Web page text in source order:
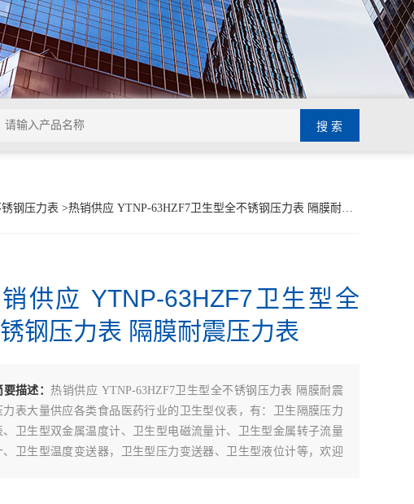
钢压力表 >热销供应 YTNP-63HZF7卫生型全不锈钢压力表 隔膜耐震压力表
供应 YTNP-63HZF7卫生型全
钢压力表 隔膜耐震压力表
要描述：热销供应 YTNP-63HZF7卫生型全不锈钢压力表 隔膜耐震
力表大量供应各类食品医药行业的卫生型仪表，有：卫生隔膜压力
、卫生型双金属温度计、卫生型电磁流量计、卫生型金属转子流量
、卫生型温度变送器，卫生型压力变送器、卫生型液位计等，欢迎